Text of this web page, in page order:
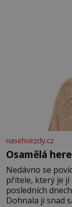
nasehvezdy.cz
Osamělá
Nedávno se
přítele, který je jí
posledních
Dohnala ji snad